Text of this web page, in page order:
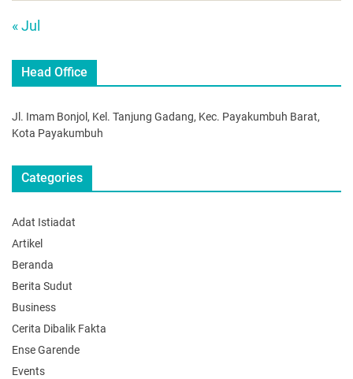
« Jul
Head Office
Jl. Imam Bonjol, Kel. Tanjung Gadang, Kec. Payakumbuh Barat,
Kota Payakumbuh
Categories
Adat Istiadat
Artikel
Beranda
Berita Sudut
Business
Cerita Dibalik Fakta
Ense Garende
Events